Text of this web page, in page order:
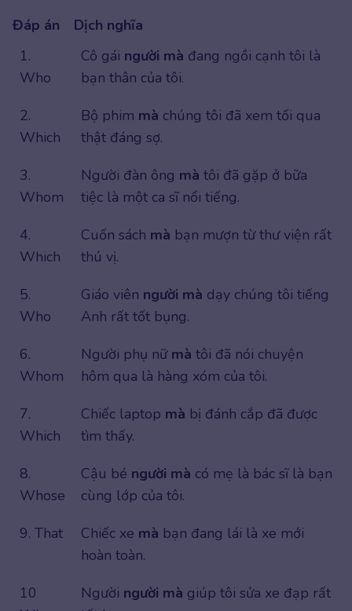
Đáp án
Dịch nghĩa
1.
Who
Cô gái người mà đang ngồi cạnh tôi là
bạn thân của tôi.
2.
Which
Bộ phim mà chúng tôi đã xem tối qua
thật đáng sợ.
3.
Whom
Người đàn ông mà tôi đã gặp ở bữa
tiệc là một ca sĩ nổi tiếng.
4.
Which
Cuốn sách mà bạn mượn từ thư viện rất
thú vị.
5.
Who
Giáo viên người mà dạy chúng tôi tiếng
Anh rất tốt bụng.
6.
Whom
Người phụ nữ mà tôi đã nói chuyện
hôm qua là hàng xóm của tôi.
7.
Which
Chiếc laptop mà bị đánh cắp đã được
tìm thấy.
8.
Whose
Cậu bé người mà có mẹ là bác sĩ là bạn
cùng lớp của tôi.
9. That
Chiếc xe mà bạn đang lái là xe mới
hoàn toàn.
10
Người người mà giúp tôi sửa xe đạp rất